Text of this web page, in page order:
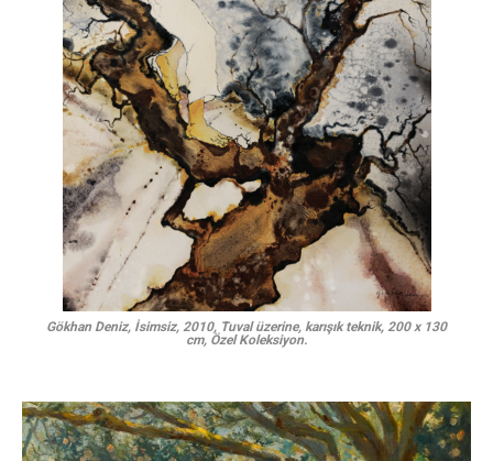
Gökhan Deniz, İsimsiz, 2010, Tuval üzerine, karışık teknik, 200 x 130
cm, Özel Koleksiyon.